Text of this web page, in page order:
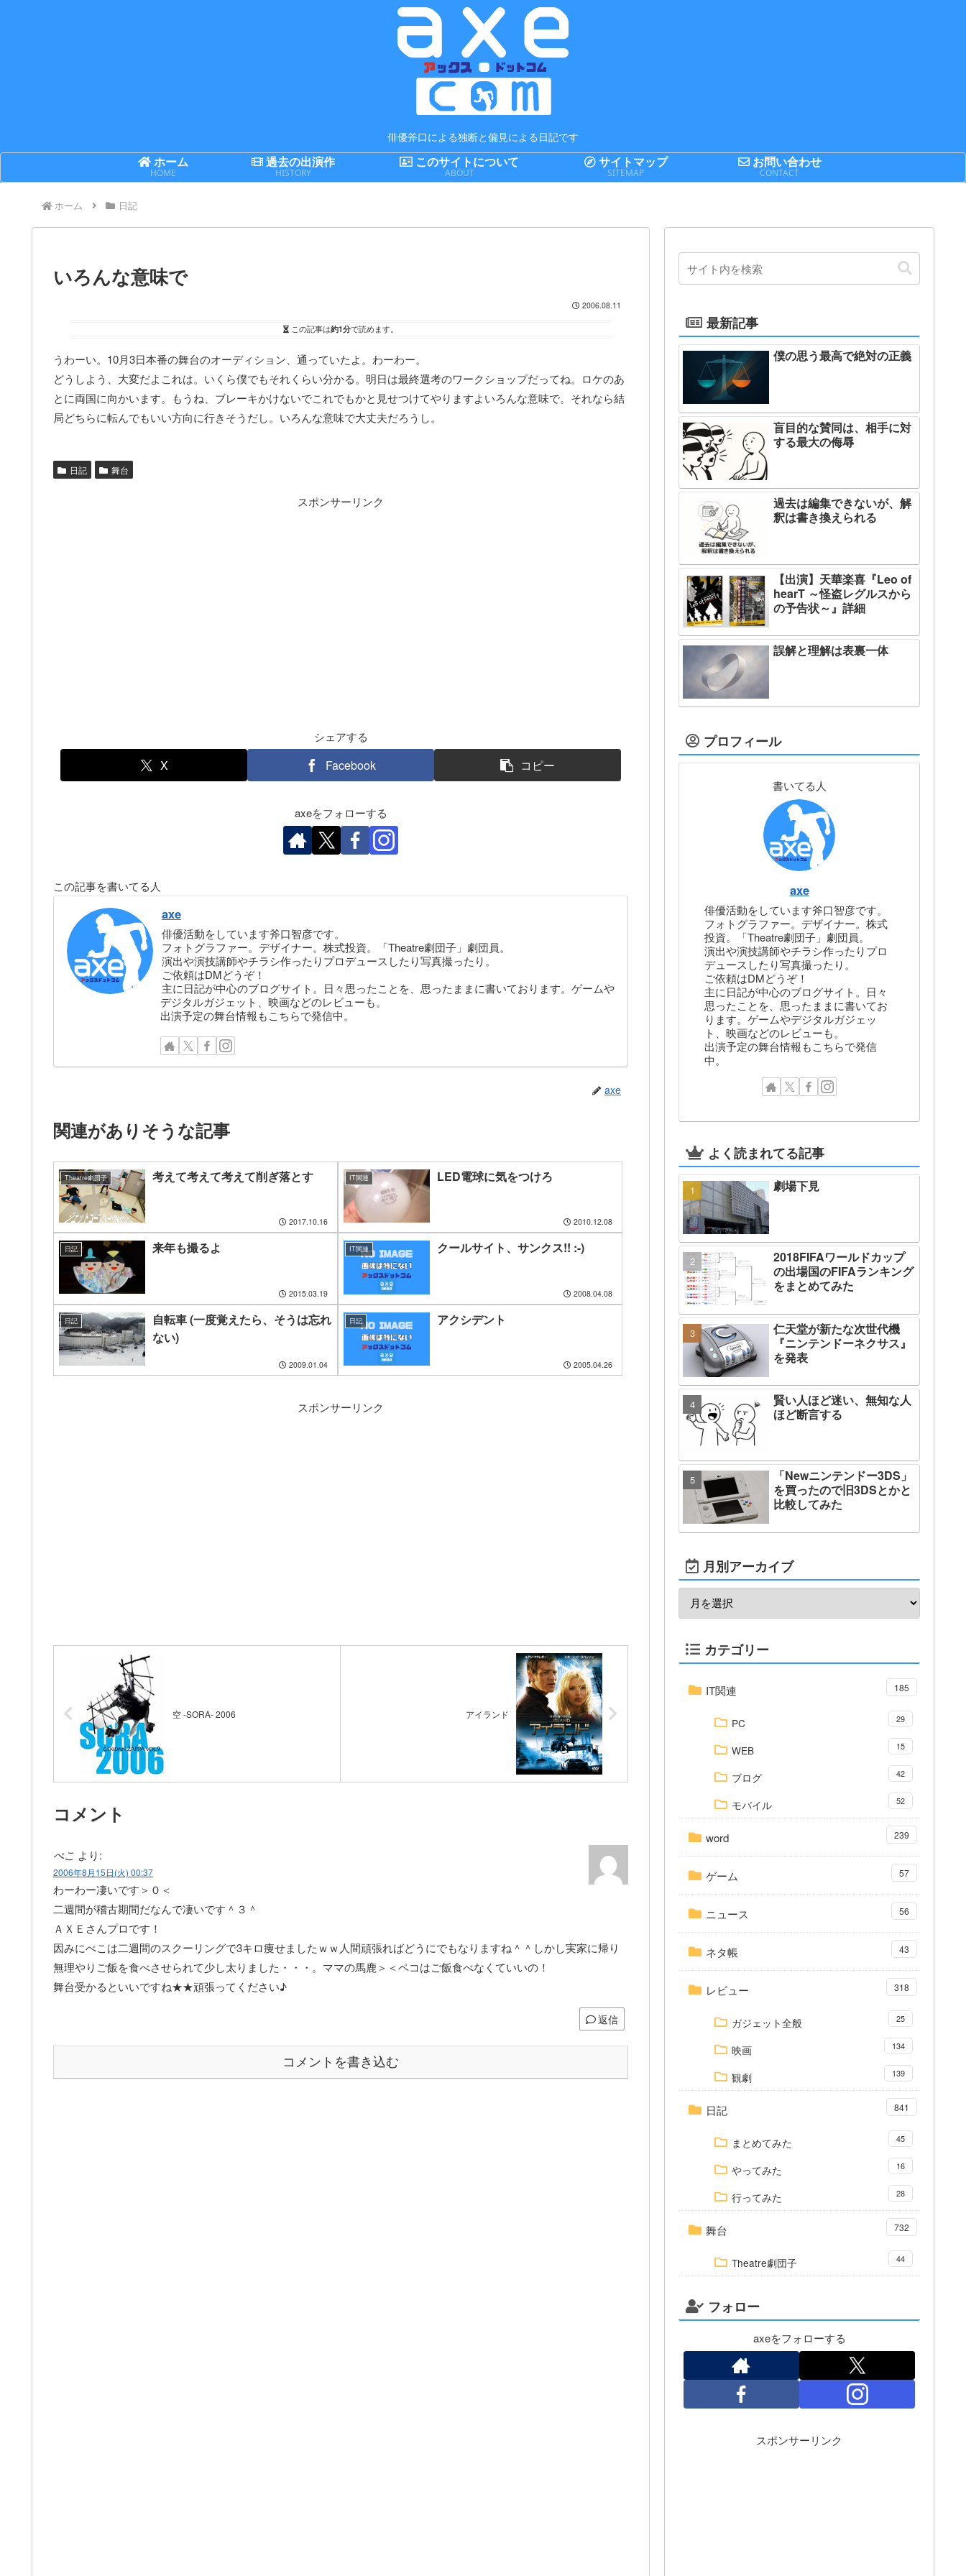
俳優斧口による独断と偏見による日記です
ホーム
HOME
過去の出演作
HISTORY
このサイトについて
ABOUT
サイトマップ
SITEMAP
お問い合わせ
CONTACT
ホーム 日記
いろんな意味で
2006.08.11
この記事は約1分で読めます。
うわーい。10月3日本番の舞台のオーディション、通っていたよ。わーわー。
どうしよう、大変だよこれは。いくら僕でもそれくらい分かる。明日は最終選考のワークショップだってね。ロケのあ
とに両国に向かいます。もうね、ブレーキかけないでこれでもかと見せつけてやりますよいろんな意味で。それなら結
局どちらに転んでもいい方向に行きそうだし。いろんな意味で大丈夫だろうし。
日記 舞台
スポンサーリンク
シェアする
X Facebook コピー
axeをフォローする
この記事を書いてる人
axe
俳優活動をしています斧口智彦です。
フォトグラファー。デザイナー。株式投資。「Theatre劇団子」劇団員。
演出や演技講師やチラシ作ったりプロデュースしたり写真撮ったり。
ご依頼はDMどうぞ！
主に日記が中心のブログサイト。日々思ったことを、思ったままに書いております。ゲームや
デジタルガジェット、映画などのレビューも。
出演予定の舞台情報もこちらで発信中。
axe
関連がありそうな記事
Theatre劇団子 考えて考えて考えて削ぎ落とす
2017.10.16
IT関連 LED電球に気をつけろ
2010.12.08
日記 来年も撮るよ
2015.03.19
IT関連 クールサイト、サンクス!! :-)
2008.04.08
日記
自転車 (一度覚えたら、そうは忘れ
ない)
2009.01.04
日記 アクシデント
2005.04.26
スポンサーリンク
空 -SORA- 2006 アイランド
コメント
ぺこ より:
2006年8月15日(火) 00:37
わーわー凄いです＞０＜
二週間が稽古期間だなんで凄いです＾３＾
ＡＸＥさんプロです！
因みにぺこは二週間のスクーリングで3キロ痩せましたｗｗ人間頑張ればどうにでもなりますね＾＾しかし実家に帰り
無理やりご飯を食べさせられて少し太りました・・・。ママの馬鹿＞＜ペコはご飯食べなくていいの！
舞台受かるといいですね★★頑張ってください♪
返信
コメントを書き込む
最新記事
僕の思う最高で絶対の正義
盲目的な賛同は、相手に対
する最大の侮辱
過去は編集できないが、解
釈は書き換えられる
【出演】天華楽喜『Leo of
hearT ～怪盗レグルスから
の予告状～』詳細
誤解と理解は表裏一体
プロフィール
書いてる人
axe
俳優活動をしています斧口智彦です。
フォトグラファー。デザイナー。株式
投資。「Theatre劇団子」劇団員。
演出や演技講師やチラシ作ったりプロ
デュースしたり写真撮ったり。
ご依頼はDMどうぞ！
主に日記が中心のブログサイト。日々
思ったことを、思ったままに書いてお
ります。ゲームやデジタルガジェッ
ト、映画などのレビューも。
出演予定の舞台情報もこちらで発信
中。
よく読まれてる記事
劇場下見
2018FIFAワールドカップ
の出場国のFIFAランキング
をまとめてみた
仁天堂が新たな次世代機
『ニンテンドーネクサス』
を発表
賢い人ほど迷い、無知な人
ほど断言する
「Newニンテンドー3DS」
を買ったので旧3DSとかと
比較してみた
月別アーカイブ
カテゴリー
IT関連 185
PC 29
WEB 15
ブログ 42
モバイル 52
word 239
ゲーム 57
ニュース 56
ネタ帳 43
レビュー 318
ガジェット全般 25
映画 134
観劇 139
日記 841
まとめてみた 45
やってみた 16
行ってみた 28
舞台 732
Theatre劇団子 44
フォロー
axeをフォローする
スポンサーリンク